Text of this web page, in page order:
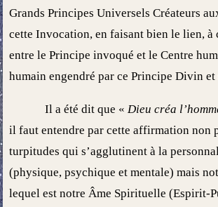
Grands Principes Universels Créateurs
cette Invocation, en faisant bien le lien, à
entre le Principe invoqué et le Centre
humain engendré par ce Principe Divin
Il a été dit que «Dieu créa
il faut entendre par cette affirmation non
turpitudes qui s’agglutinent à la
(physique, psychique et mentale) mais
lequel est notre Âme Spirituelle (Espirit-